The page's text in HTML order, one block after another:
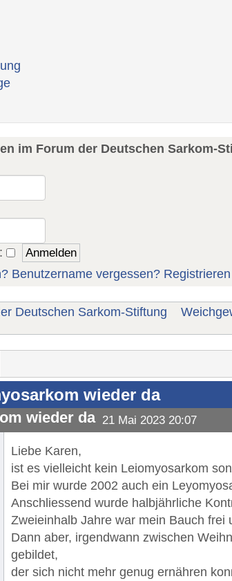
im Forum der Deutschen Sarkom-
Benutzername vergessen? Registrieren
Deutschen Sarkom-Stiftung
wieder da
wieder da 21 Mai 2023 20:07
Liebe Karen,
ist es vielleicht kein Leiomyosarkom
Bei mir wurde 2002 auch ein
Anschliessend wurde halbjährliche
Zweieinhalb Jahre war mein Bauch
Dann aber, irgendwann zwischen
gebildet,
der sich nicht mehr genug ernähren